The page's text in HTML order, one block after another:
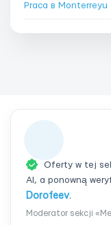
Praca в Monterreyu
Oferty w tej
AI, a ponowną
Dorofeev.
Moderator sekcji